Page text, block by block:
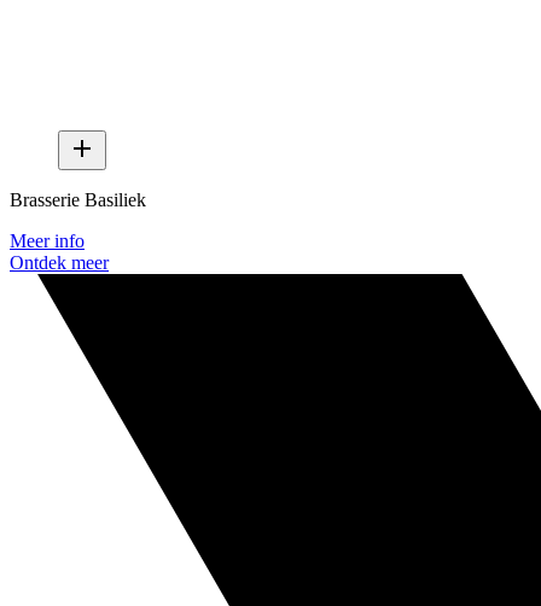
Brasserie Basiliek
Meer info
Ontdek meer